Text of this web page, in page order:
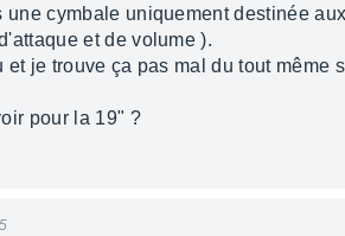
une cymbale uniquement destinée
et de volume ).
je trouve ça pas mal du tout
pour la 19" ?